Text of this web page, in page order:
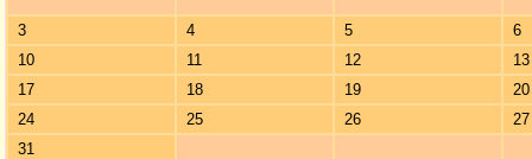
3 4 5
6
10
11 12
13
17
18 19
20
24
25 26
27
31